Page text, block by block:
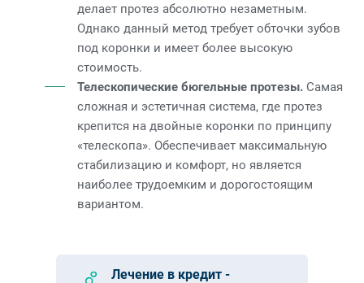
делает протез абсолютно незаметным.
Однако данный метод требует обточки зубов
под коронки и имеет более высокую
стоимость.
Телескопические бюгельные протезы. Самая
сложная и эстетичная система, где протез
крепится на двойные коронки по принципу
«телескопа». Обеспечивает максимальную
стабилизацию и комфорт, но является
наиболее трудоемким и дорогостоящим
вариантом.
Лечение в кредит -